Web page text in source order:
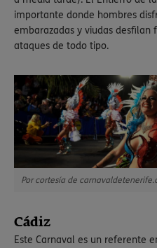
importante donde hombres
embarazadas y viudas desfilan
ataques de todo tipo.
Por cortesía de
Cádiz
Este Carnaval es un referente